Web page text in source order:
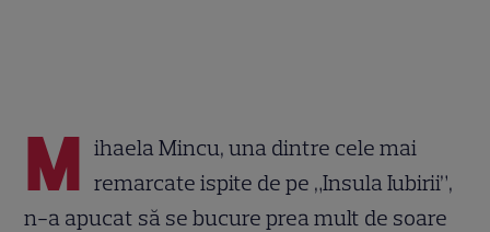
M ihaela Mincu, una dintre cele mai
remarcate ispite de pe „Insula Iubirii”,
n-a apucat să se bucure prea mult de soare